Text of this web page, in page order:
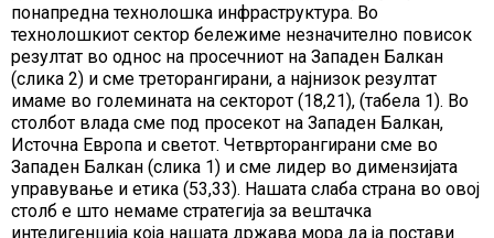
понапредна технолошка инфраструктура. Во
технолошкиот сектор бележиме незначително повисок
резултат во однос на просечниот на Западен Балкан
(слика 2) и сме треторангирани, а најнизок резултат
имаме во големината на секторот (18,21), (табела 1). Во
столбот влада сме под просекот на Западен Балкан,
Источна Европа и светот. Четврторангирани сме во
Западен Балкан (слика 1) и сме лидер во димензијата
управување и етика (53,33). Нашата слаба страна во овој
столб е што немаме стратегија за вештачка
интелигенција која нашата држава мора да ја постави